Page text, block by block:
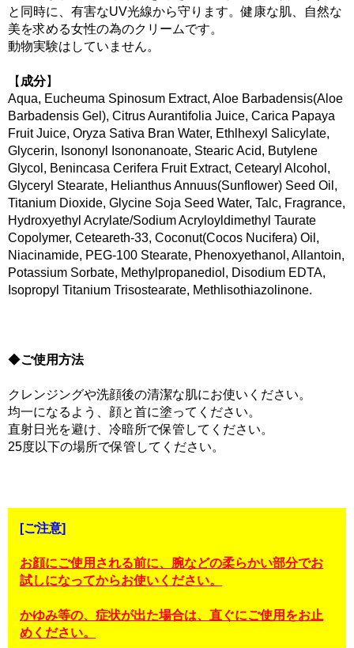
と同時に、有害なUV光線から守ります。健康な肌、自然な
美を求める女性の為のクリームです。
動物実験はしていません。
【 成分】
Aqua, Eucheuma Spinosum Extract, Aloe Barbadensis(Aloe
Barbadensis Gel), Citrus Aurantifolia Juice, Carica Papaya
Fruit Juice, Oryza Sativa Bran Water, Ethlhexyl Salicylate,
Glycerin, Isononyl Isononanoate, Stearic Acid, Butylene
Glycol, Benincasa Cerifera Fruit Extract, Cetearyl Alcohol,
Glyceryl Stearate, Helianthus Annuus(Sunflower) Seed Oil,
Titanium Dioxide, Glycine Soja Seed Water, Talc, Fragrance,
Hydroxyethyl Acrylate/Sodium Acryloyldimethyl Taurate
Copolymer, Ceteareth-33, Coconut(Cocos Nucifera) Oil,
Niacinamide, PEG-100 Stearate, Phenoxyethanol, Allantoin,
Potassium Sorbate, Methylpropanediol, Disodium EDTA,
Isopropyl Titanium Trisostearate, Methlisothiazolinone.
◆ご使用方法
クレンジングや洗顔後の清潔な肌にお使いください。
均一になるよう、顔と首に塗ってください。
直射日光を避け、冷暗所で保管してください。
25度以下の場所で保管してください。
[ご注意]
お顔にご使用される前に、腕などの柔らかい部分でお
試しになってからお使いください。
かゆみ等の、症状が出た場合は、直ぐにご使用をお止
めください。